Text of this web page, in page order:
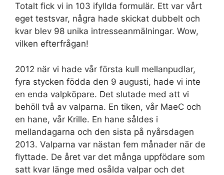
Totalt fick vi in 103 ifyllda formulär. Ett var vårt
eget testsvar, några hade skickat dubbelt och
kvar blev 98 unika intresseanmälningar. Wow,
vilken efterfrågan!
2012 när vi hade vår första kull mellanpudlar,
fyra stycken födda den 9 augusti, hade vi inte
en enda valpköpare. Det slutade med att vi
behöll två av valparna. En tiken, vår MaeC och
en hane, vår Krille. En hane såldes i
mellandagarna och den sista på nyårsdagen
2013. Valparna var nästan fem månader när de
flyttade. De året var det många uppfödare som
satt kvar länge med osålda valpar och det